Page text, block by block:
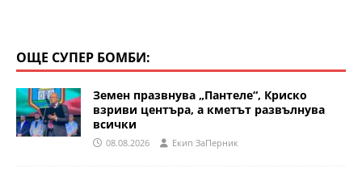
ОЩЕ СУПЕР БОМБИ:
Земен празвнува „Пантеле“, Криско
взриви центъра, а кметът развълнува
всички
08.08.2026 Eкип ЗаПерник